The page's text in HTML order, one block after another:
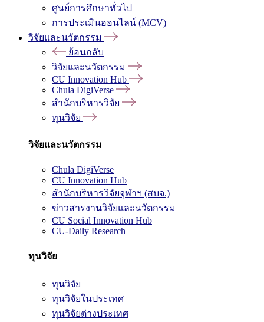
ศูนย์การศึกษาทั่วไป
การประเมินออนไลน์ (MCV)
วิจัยและนวัตกรรม
ย้อนกลับ
วิจัยและนวัตกรรม
CU Innovation Hub
Chula DigiVerse
สำนักบริหารวิจัย
ทุนวิจัย
วิจัยและนวัตกรรม
Chula DigiVerse
CU Innovation Hub
สำนักบริหารวิจัยจุฬาฯ (สบจ.)
ข่าวสารงานวิจัยและนวัตกรรม
CU Social Innovation Hub
CU-Daily Research
ทุนวิจัย
ทุนวิจัย
ทุนวิจัยในประเทศ
ทุนวิจัยต่างประเทศ